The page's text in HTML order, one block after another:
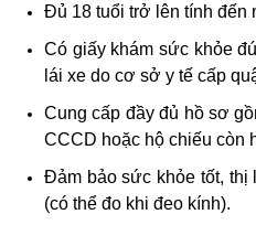
Đủ 18 tuổi trở lên tính đến
Có giấy khám sức khỏe
lái xe do cơ sở y tế cấp
Cung cấp đầy đủ hồ sơ
CCCD hoặc hộ chiếu còn
Đảm bảo sức khỏe tốt, thị
(có thể đo khi đeo kính).